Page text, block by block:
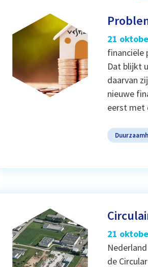
21
financiële
Dat blijkt
daarvan
nieuwe
eerst
21
de